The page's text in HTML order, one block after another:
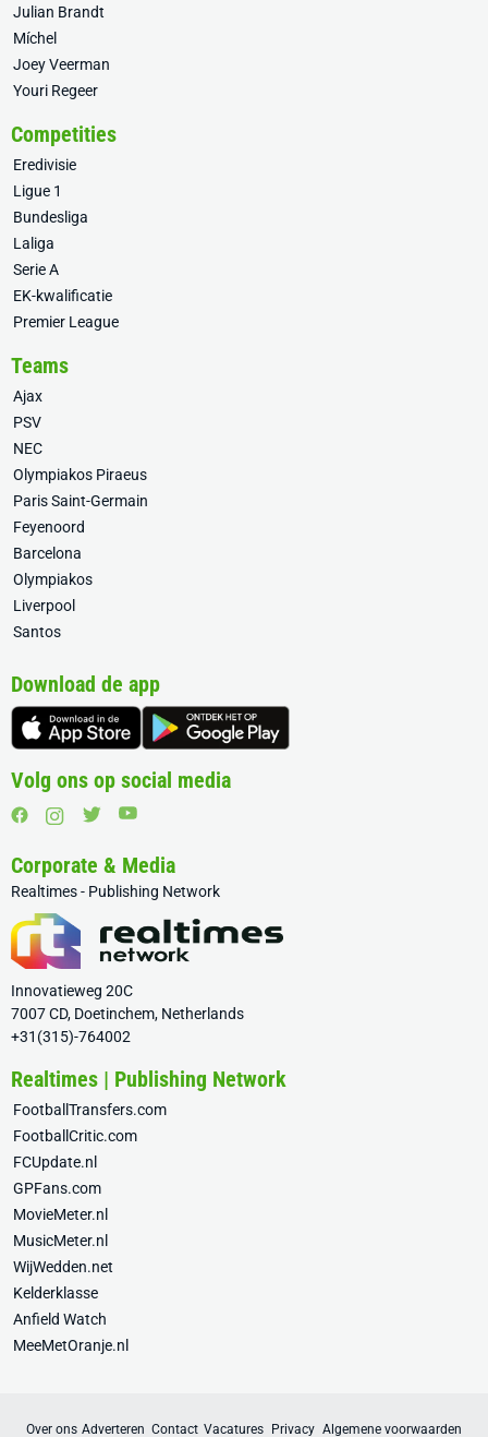
Julian Brandt
Míchel
Joey Veerman
Youri Regeer
Competities
Eredivisie
Ligue 1
Bundesliga
Laliga
Serie A
EK-kwalificatie
Premier League
Teams
Ajax
PSV
NEC
Olympiakos Piraeus
Paris Saint-Germain
Feyenoord
Barcelona
Olympiakos
Liverpool
Santos
Download de app
Volg ons op social media
Corporate & Media
Realtimes - Publishing Network
Innovatieweg 20C
7007 CD, Doetinchem, Netherlands
+31(315)-764002
Realtimes | Publishing Network
FootballTransfers.com
FootballCritic.com
FCUpdate.nl
GPFans.com
MovieMeter.nl
MusicMeter.nl
WijWedden.net
Kelderklasse
Anfield Watch
MeeMetOranje.nl
Over ons Adverteren Contact Vacatures Privacy Algemene voorwaarden